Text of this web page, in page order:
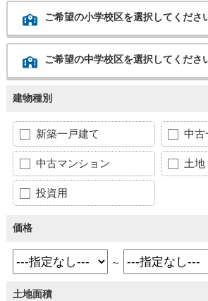
ご希望の小学校区を選択してくださ
ご希望の中学校区を選択してくださ
建物種別
新築一戸建て 中古
中古マンション 土地
投資用
価格
～
土地面積